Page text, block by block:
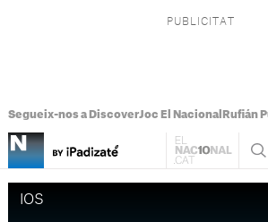
Segueix-nos a DiscoverJoc El Nacional Rufián
IOS